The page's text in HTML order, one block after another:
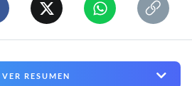
VER RESUMEN